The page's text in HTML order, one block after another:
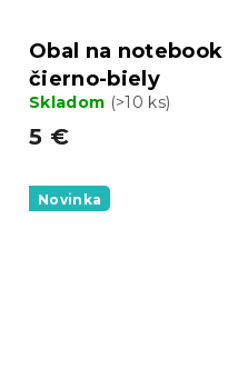
Obal na notebook
čierno-biely
Skladom (>10 ks)
5 €
Novinka